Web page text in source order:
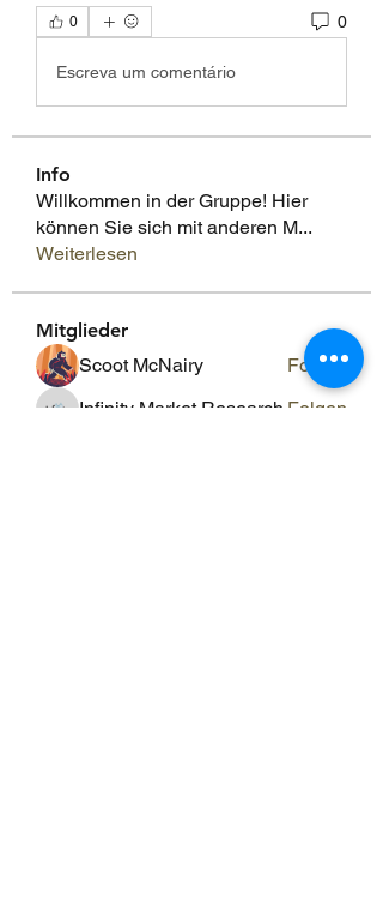
0 0
Escreva um comentário
Info
Willkommen in der Gruppe! Hier
können Sie sich mit anderen M...
Weiterlesen
Mitglieder
Scoot McNairy
Folgen
Infinity Market Research Folgen